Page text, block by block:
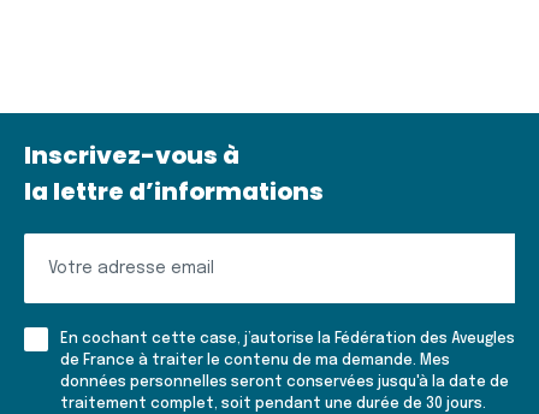
Inscrivez-vous à
la lettre d’informations
à
lettre
En cochant cette case, j’autorise la Fédération des Aveugles
de France à traiter le contenu de ma demande. Mes
données personnelles seront conservées jusqu'à la date de
traitement complet, soit pendant une durée de 30 jours.